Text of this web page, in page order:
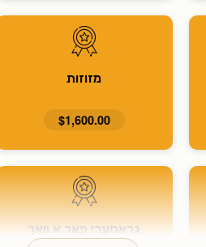
מזוזות
$1,600.00
גראסערי פאר א וואך